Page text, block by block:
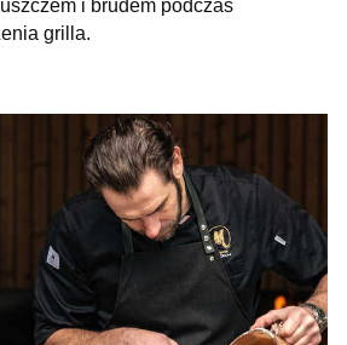
i brudem podczas
grilla.